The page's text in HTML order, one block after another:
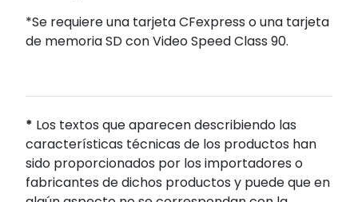
*Se requiere una tarjeta CFexpress o una tarjeta
de memoria SD con Video Speed Class 90.
* Los textos que aparecen describiendo las
características técnicas de los productos han
sido proporcionados por los importadores o
fabricantes de dichos productos y puede que en